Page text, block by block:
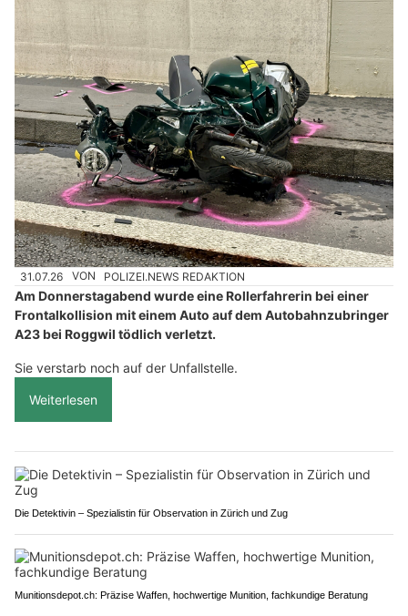
31.07.26 VON POLIZEI.NEWS REDAKTION
Am Donnerstagabend wurde eine Rollerfahrerin bei einer
Frontalkollision mit einem Auto auf dem Autobahnzubringer
A23 bei Roggwil tödlich verletzt.
Sie verstarb noch auf der Unfallstelle.
Weiterlesen
Die Detektivin – Spezialistin für Observation in Zürich und Zug
Munitionsdepot.ch: Präzise Waffen, hochwertige Munition, fachkundige Beratung